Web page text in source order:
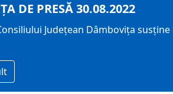
DE PRESĂ 30.08.2022
Județean Dâmbovița